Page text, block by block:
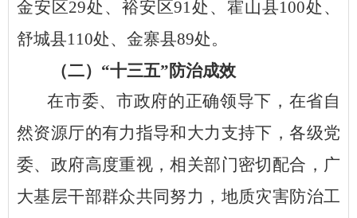
金安区29处、裕安区91处、霍山县100处、
舒城县110处、金寨县89处。
（二） “十三五”防治成效
在市委、市政府的正确领导下，在省自
然资源厅的有力指导和大力支持下，各级党
委、政府高度重视，相关部门密切配合，广
大基层干部群众共同努力，地质灾害防治工